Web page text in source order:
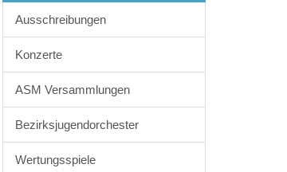
Ausschreibungen
Konzerte
ASM Versammlungen
Bezirksjugendorchester
Wertungsspiele